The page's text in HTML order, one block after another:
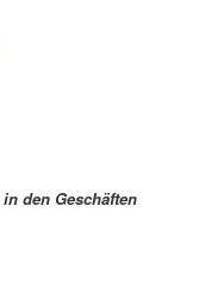
den Geschäften